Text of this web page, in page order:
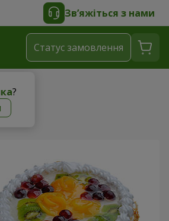
Зв’яжіться з нами
?
Статус замовлення